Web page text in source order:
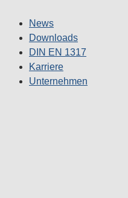
News
Downloads
DIN EN 1317
Karriere
Unternehmen